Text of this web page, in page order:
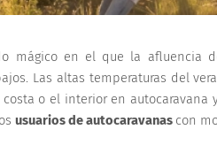
mágico en el que la afluencia
Las altas temperaturas del
o el interior en autocaravana
usuarios de autocaravanas con